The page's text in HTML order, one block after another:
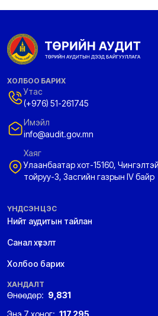
ХОЛБОО БАРИХ
Утас
(+976) 51-261745
Имэйл
info@audit.gov.mn
Хаяг
Улаанбаатар хот-15160,
тойруу-3, Засгийн газрын IV байр
ҮНДСЭН ЦЭС
Нийт аудитын тайлан
Санал хүсэлт
Холбоо барих
ХАНДАЛТ
Өнөөдөр: 9,831
Энэ 7 хоног: 117,295